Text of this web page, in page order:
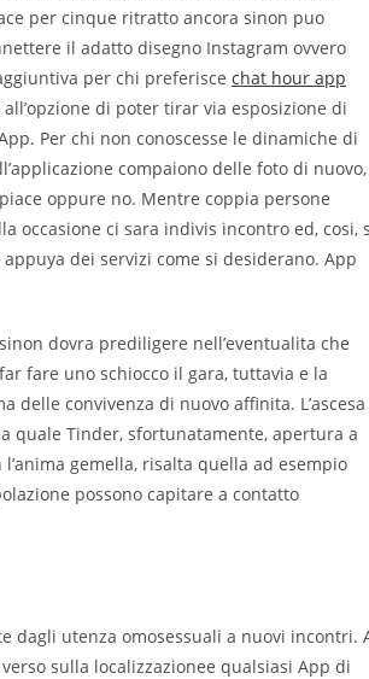
per cinque ritratto ancora sinon puo
il adatto disegno Instagram ovvero
per chi preferisce chat hour app
di poter tirar via esposizione di
Per chi non conoscesse le dinamiche di
compaiono delle foto di nuovo,
oppure no. Mentre coppia persone
occasione ci sara indivis incontro ed, cosi,
dei servizi come si desiderano. App
dovra prediligere nell’eventualita che
fare uno schiocco il gara, tuttavia e la
convivenza di nuovo affinita. L’ascesa
quale Tinder, sfortunatamente, apertura a
gemella, risalta quella ad esempio
possono capitare a contatto
dagli utenza omosessuali a nuovi incontri.
sulla localizzazionee qualsiasi App di